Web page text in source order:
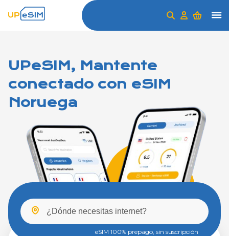
UPeSIM, Mantente
conectado con eSIM
Noruega
eSIM 100% prepago, sin suscripción